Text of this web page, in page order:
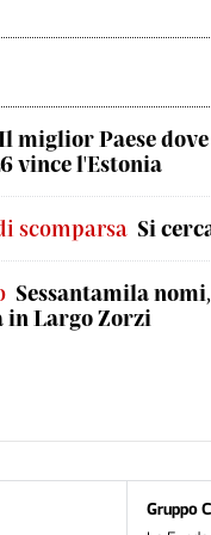
miglior Paese
vince l'Estonia
scomparsa Si
Sessantamila
in Largo Zorzi
Gruppo